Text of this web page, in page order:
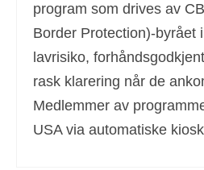
program som drives av
Border Protection)-byrået
lavrisiko,
rask klarering når de
Medlemmer av
USA via automatiske